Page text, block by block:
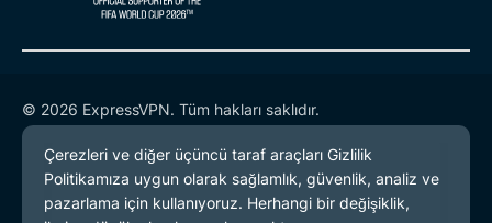
© 2026 ExpressVPN. Tüm hakları saklıdır.
Gizlilik Politikası
Hizmet Koşulları
Çerez Tercihleri